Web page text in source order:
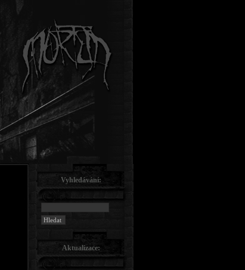
Vyhledávání:
Aktualizace: